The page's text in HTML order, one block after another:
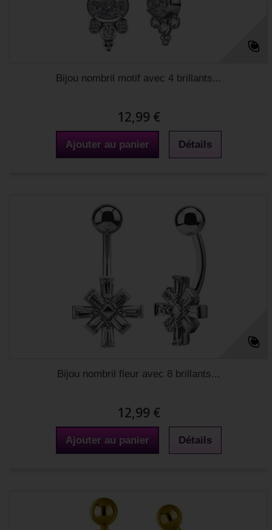
Bijou nombril motif avec 4 brillants...
12,99 €
Ajouter au panier Détails
Bijou nombril fleur avec 8 brillants...
12,99 €
Ajouter au panier Détails